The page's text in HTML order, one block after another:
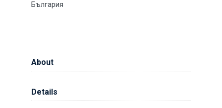
България
About
Details